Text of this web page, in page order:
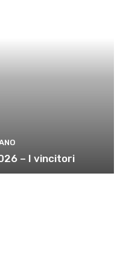
– I vincitori